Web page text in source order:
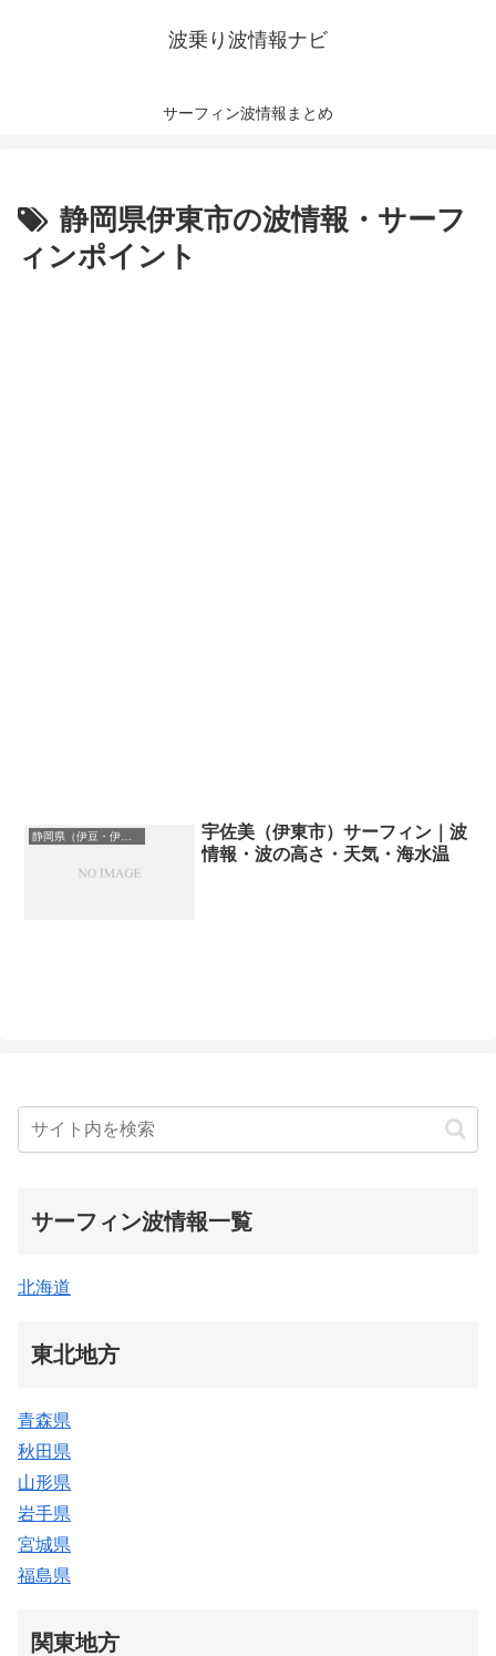
波乗り波情報ナビ
サーフィン波情報まとめ
静岡県伊東市の波情報・サーフ
ィンポイント
静岡県（伊豆・伊東）のサーフィン波情報・ポイント・スポット一覧
宇佐美（伊東市）サーフィン｜波
情報・波の高さ・天気・海水温
サーフィン波情報一覧
北海道
東北地方
青森県
秋田県
山形県
岩手県
宮城県
福島県
関東地方